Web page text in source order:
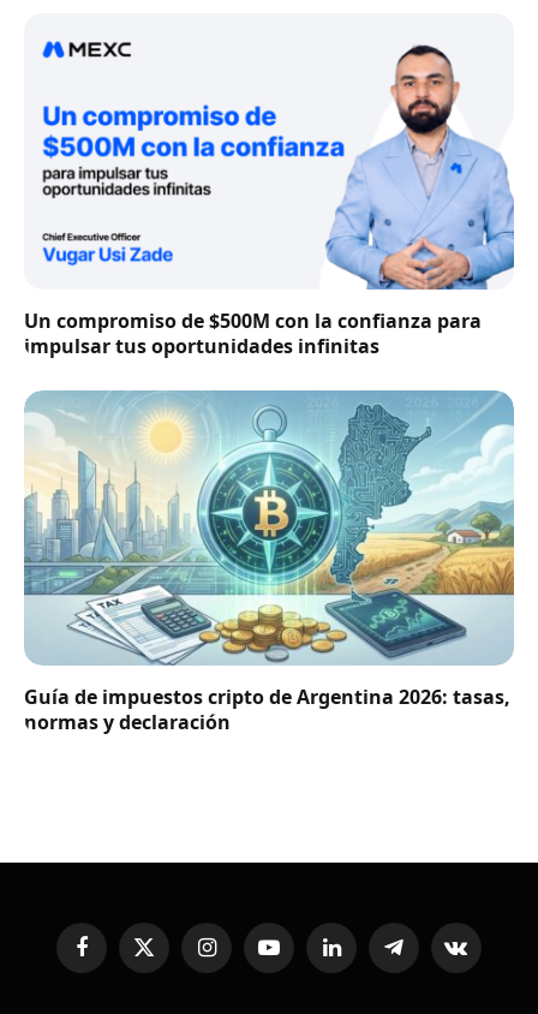
Un compromiso de $500M con la confianza para
impulsar tus oportunidades infinitas
Guía de impuestos cripto de Argentina 2026: tasas,
normas y declaración
FacebookX
(Twitter)
InstagramYouTubeLinkedInTelegramVKontakte